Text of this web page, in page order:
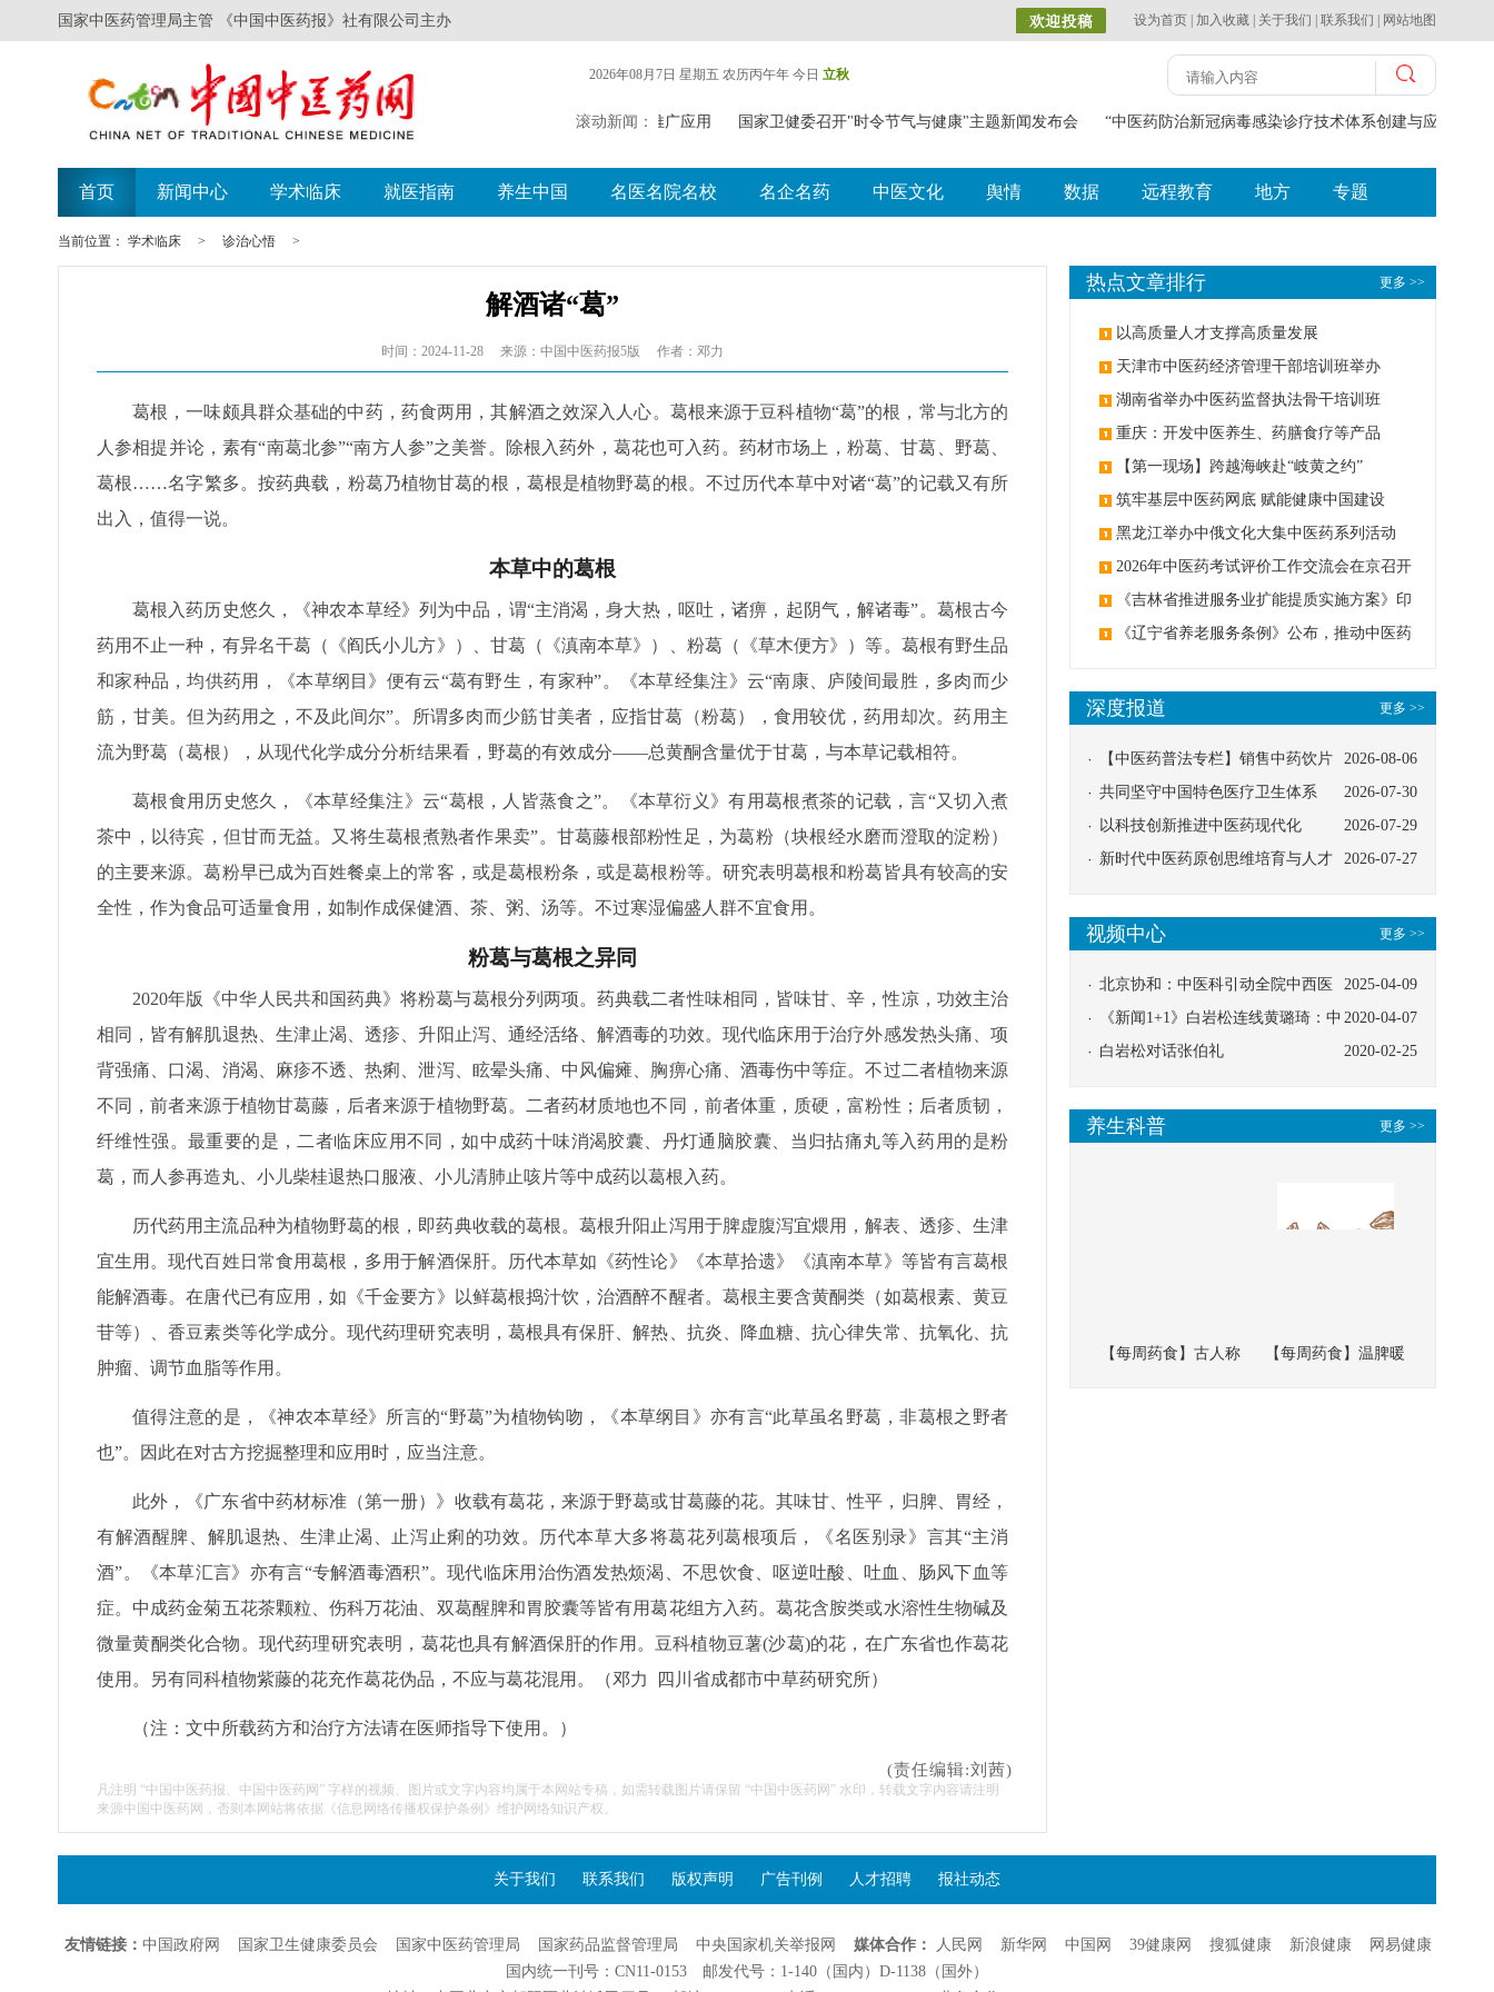
国家中医药管理局主管 《中国中医药报》社有限公司主办 设为首页 加入收藏 关于我们 联系我们 网站地图
2026年08月7日 星期五 农历丙午年 今日 立秋
滚动新闻：
遗失声明 广西举办比赛探索中（壮瑶）药药膳食疗推广应用 国家卫健委召开"时令节气与健康"主题新闻发布会 “中医药防治新冠病毒感染诊疗技术体系创建与应用”获
首页 新闻中心 学术临床 就医指南 养生中国 名医名院名校 名企名药 中医文化 舆情 数据 远程教育 地方 专题
当前位置： 学术临床 > 诊治心悟 >
解酒诸“葛”
时间：2024-11-28 来源：中国中医药报5版 作者：邓力
葛根，一味颇具群众基础的中药，药食两用，其解酒之效深入人心。葛根来源于豆科植物“葛”的根，常与北方的
人参相提并论，素有“南葛北参”“南方人参”之美誉。除根入药外，葛花也可入药。药材市场上，粉葛、甘葛、野葛、
葛根……名字繁多。按药典载，粉葛乃植物甘葛的根，葛根是植物野葛的根。不过历代本草中对诸“葛”的记载又有所
出入，值得一说。
本草中的葛根
葛根入药历史悠久，《神农本草经》列为中品，谓“主消渴，身大热，呕吐，诸痹，起阴气，解诸毒”。葛根古今
药用不止一种，有异名干葛（《阎氏小儿方》）、甘葛（《滇南本草》）、粉葛（《草木便方》）等。葛根有野生品
和家种品，均供药用，《本草纲目》便有云“葛有野生，有家种”。《本草经集注》云“南康、庐陵间最胜，多肉而少
筋，甘美。但为药用之，不及此间尔”。所谓多肉而少筋甘美者，应指甘葛（粉葛），食用较优，药用却次。药用主
流为野葛（葛根），从现代化学成分分析结果看，野葛的有效成分——总黄酮含量优于甘葛，与本草记载相符。
葛根食用历史悠久，《本草经集注》云“葛根，人皆蒸食之”。《本草衍义》有用葛根煮茶的记载，言“又切入煮
茶中，以待宾，但甘而无益。又将生葛根煮熟者作果卖”。甘葛藤根部粉性足，为葛粉（块根经水磨而澄取的淀粉）
的主要来源。葛粉早已成为百姓餐桌上的常客，或是葛根粉条，或是葛根粉等。研究表明葛根和粉葛皆具有较高的安
全性，作为食品可适量食用，如制作成保健酒、茶、粥、汤等。不过寒湿偏盛人群不宜食用。
粉葛与葛根之异同
2020年版《中华人民共和国药典》将粉葛与葛根分列两项。药典载二者性味相同，皆味甘、辛，性凉，功效主治
相同，皆有解肌退热、生津止渴、透疹、升阳止泻、通经活络、解酒毒的功效。现代临床用于治疗外感发热头痛、项
背强痛、口渴、消渴、麻疹不透、热痢、泄泻、眩晕头痛、中风偏瘫、胸痹心痛、酒毒伤中等症。不过二者植物来源
不同，前者来源于植物甘葛藤，后者来源于植物野葛。二者药材质地也不同，前者体重，质硬，富粉性；后者质韧，
纤维性强。最重要的是，二者临床应用不同，如中成药十味消渴胶囊、丹灯通脑胶囊、当归拈痛丸等入药用的是粉
葛，而人参再造丸、小儿柴桂退热口服液、小儿清肺止咳片等中成药以葛根入药。
历代药用主流品种为植物野葛的根，即药典收载的葛根。葛根升阳止泻用于脾虚腹泻宜煨用，解表、透疹、生津
宜生用。现代百姓日常食用葛根，多用于解酒保肝。历代本草如《药性论》《本草拾遗》《滇南本草》等皆有言葛根
能解酒毒。在唐代已有应用，如《千金要方》以鲜葛根捣汁饮，治酒醉不醒者。葛根主要含黄酮类（如葛根素、黄豆
苷等）、香豆素类等化学成分。现代药理研究表明，葛根具有保肝、解热、抗炎、降血糖、抗心律失常、抗氧化、抗
肿瘤、调节血脂等作用。
值得注意的是，《神农本草经》所言的“野葛”为植物钩吻，《本草纲目》亦有言“此草虽名野葛，非葛根之野者
也”。因此在对古方挖掘整理和应用时，应当注意。
此外，《广东省中药材标准（第一册）》收载有葛花，来源于野葛或甘葛藤的花。其味甘、性平，归脾、胃经，
有解酒醒脾、解肌退热、生津止渴、止泻止痢的功效。历代本草大多将葛花列葛根项后，《名医别录》言其“主消
酒”。《本草汇言》亦有言“专解酒毒酒积”。现代临床用治伤酒发热烦渴、不思饮食、呕逆吐酸、吐血、肠风下血等
症。中成药金菊五花茶颗粒、伤科万花油、双葛醒脾和胃胶囊等皆有用葛花组方入药。葛花含胺类或水溶性生物碱及
微量黄酮类化合物。现代药理研究表明，葛花也具有解酒保肝的作用。豆科植物豆薯(沙葛)的花，在广东省也作葛花
使用。另有同科植物紫藤的花充作葛花伪品，不应与葛花混用。（邓力 四川省成都市中草药研究所）
（注：文中所载药方和治疗方法请在医师指导下使用。）
(责任编辑:刘茜)
凡注明 “中国中医药报、中国中医药网” 字样的视频、图片或文字内容均属于本网站专稿，如需转载图片请保留 “中国中医药网” 水印，转载文字内容请注明
来源中国中医药网，否则本网站将依据《信息网络传播权保护条例》维护网络知识产权。
更多 >>
热点文章排行
以高质量人才支撑高质量发展
天津市中医药经济管理干部培训班举办
湖南省举办中医药监督执法骨干培训班
重庆：开发中医养生、药膳食疗等产品
【第一现场】跨越海峡赴“岐黄之约”
筑牢基层中医药网底 赋能健康中国建设
黑龙江举办中俄文化大集中医药系列活动
2026年中医药考试评价工作交流会在京召开
《吉林省推进服务业扩能提质实施方案》印
发：创建中医类国家医学中心
《辽宁省养老服务条例》公布，推动中医药
更多 >>
深度报道
2026-08-06
【中医药普法专栏】销售中药饮片
应告知煎服方法及注意事项
2026-07-30
共同坚守中国特色医疗卫生体系
2026-07-29
以科技创新推进中医药现代化
2026-07-27
新时代中医药原创思维培育与人才
更多 >>
视频中心
2025-04-09
北京协和：中医科引动全院中西医
协同
2020-04-07
《新闻1+1》白岩松连线黄璐琦：中
医救治的临床效果
2020-02-25
白岩松对话张伯礼
更多 >>
养生科普
【每周药食】古人称
【每周药食】温脾暖
关于我们 联系我们 版权声明 广告刊例 人才招聘 报社动态
友情链接： 中国政府网 国家卫生健康委员会 国家中医药管理局 国家药品监督管理局 中央国家机关举报网 媒体合作： 人民网 新华网 中国网 39健康网 搜狐健康 新浪健康
网易健康
国内统一刊号：CN11-0153 邮发代号：1-140（国内）D-1138（国外）